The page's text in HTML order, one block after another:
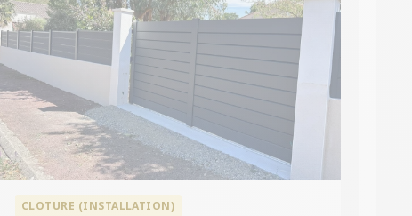
CLOTURE (INSTALLATION)